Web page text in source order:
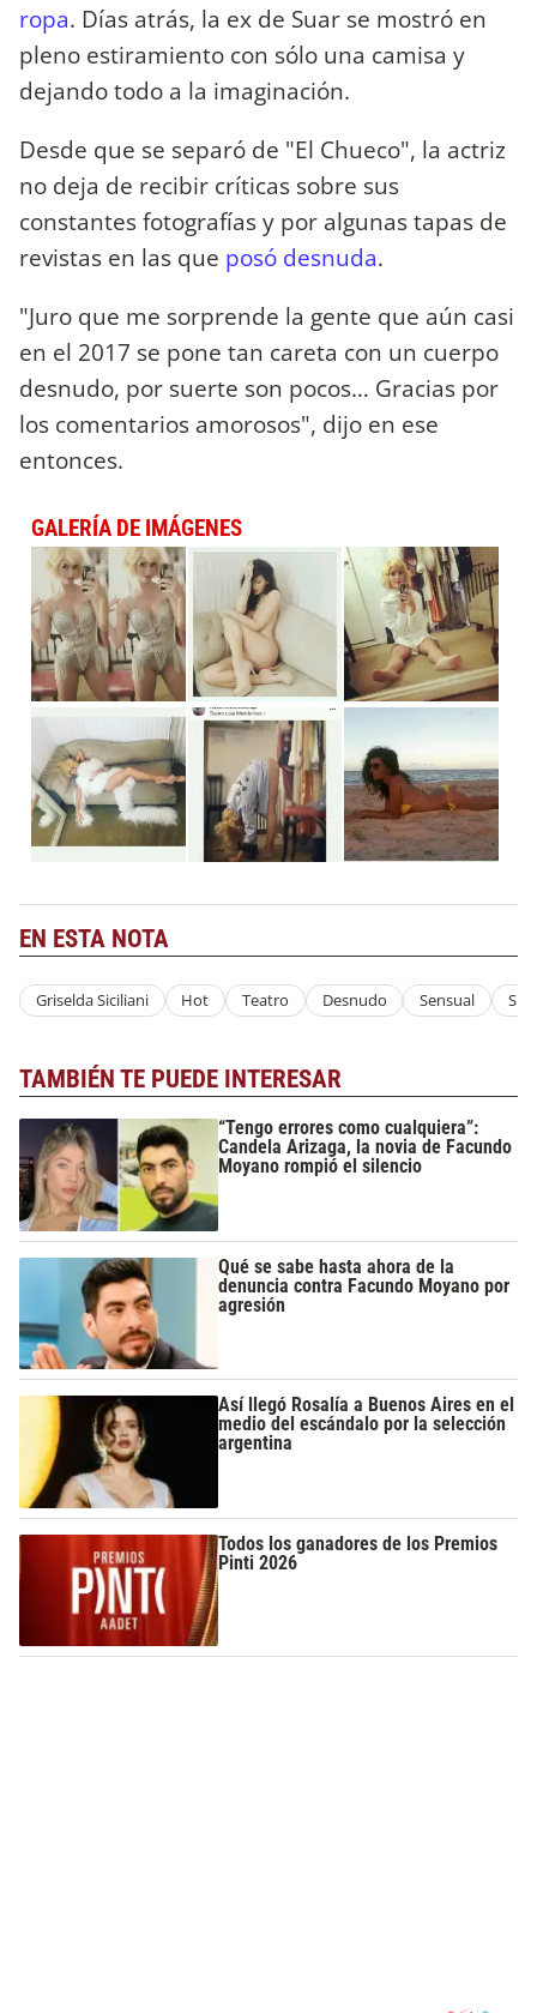
ropa. Días atrás, la ex de Suar se mostró en
pleno estiramiento con sólo una camisa y
dejando todo a la imaginación.
Desde que se separó de "El Chueco", la actriz
no deja de recibir críticas sobre sus
constantes fotografías y por algunas tapas de
revistas en las que posó desnuda.
"Juro que me sorprende la gente que aún casi
en el 2017 se pone tan careta con un cuerpo
desnudo, por suerte son pocos… Gracias por
los comentarios amorosos", dijo en ese
entonces.
GALERÍA DE IMÁGENES
EN ESTA NOTA
Griselda Siciliani Hot Teatro Desnudo Sensual
TAMBIÉN TE PUEDE INTERESAR
“Tengo errores como cualquiera”:
Candela Arizaga, la novia de Facundo
Moyano rompió el silencio
Qué se sabe hasta ahora de la
denuncia contra Facundo Moyano por
agresión
Así llegó Rosalía a Buenos Aires en el
medio del escándalo por la selección
argentina
Todos los ganadores de los Premios
Pinti 2026